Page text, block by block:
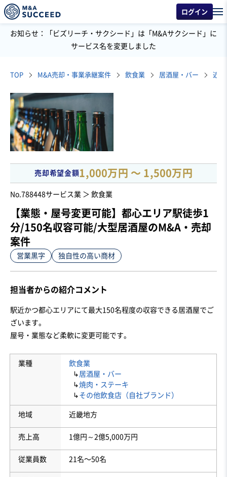
ログイン
お知らせ：「ビズリーチ・サクシード」は「M&Aサクシード」に
サービス名を変更しました
TOP M&A売却・事業承継案件 飲食業 居酒屋・バー
売却希望金額1,000万円 〜 1,500万円
No.788448サービス業 ＞ 飲食業
【業態・屋号変更可能】都心エリア駅徒歩1
分/150名収容可能/大型居酒屋のM&A・売却
案件
営業黒字 独自性の高い商材
担当者からの紹介コメント
駅近かつ都心エリアにて最大150名程度の収容できる居酒屋でご
ざいます。
屋号・業態など柔軟に変更可能です。
業種
飲食業
↳ 居酒屋・バー
↳焼肉・ステーキ
↳ その他飲食店（自社ブランド）
地域 近畿地方
売上高 1億円～2億5,000万円
従業員数 21名〜50名